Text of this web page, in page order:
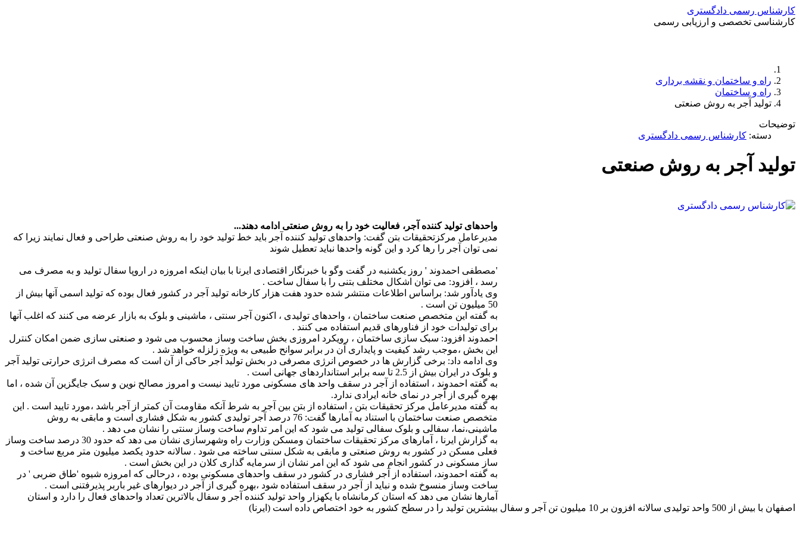
کارشناس رسمی دادگستری
کارشناسی تخصصی و ارزیابی رسمی
راه و ساختمان و نقشه برداری
راه و ساختمان
تولید آجر به روش صنعتی
توضیحات
دسته: کارشناس رسمی دادگستری
تولید آجر به روش صنعتی
واحدهای تولید کننده آجر، فعالیت خود را به روش صنعتی ادامه دهند...
مدیرعامل مرکزتحقیقات بتن گفت: واحدهای تولید کننده آجر باید خط تولید خود را به روش صنعتی طراحی و فعال نمایند زیرا که
نمی توان آجر را رها کرد و این گونه واحدها نباید تعطیل شوند
'مصطفی احمدوند ' روز یکشنبه در گفت وگو با خبرنگار اقتصادی ایرنا با بیان اینکه امروزه در اروپا سفال تولید و به مصرف می
رسد ، افزود: می توان اشکال مختلف بتنی را با سفال ساخت .
وی یادآور شد: براساس اطلاعات منتشر شده حدود هفت هزار کارخانه تولید آجر در کشور فعال بوده که تولید اسمی آنها بیش از
50 میلیون تن است .
به گفته این متخصص صنعت ساختمان ، واحدهای تولیدی ، اکنون آجر سنتی ، ماشینی و بلوک به بازار عرضه می کنند که اغلب آنها
برای تولیدات خود از فناورهای قدیم استفاده می کنند .
احمدوند افزود: سبک سازی ساختمان ، رویکرد امروزی بخش ساخت وساز محسوب می شود و صنعتی سازی ضمن امکان کنترل
این بخش ،موجب رشد کیفیت و پایداری آن در برابر سوانح طبیعی به ویژه زلزله خواهد شد .
وی ادامه داد: برخی گزارش ها در خصوص انرژی مصرفی در بخش تولید آجر حاکی از آن است که مصرف انرژی حرارتی تولید آجر
و بلوک در ایران بیش از 2.5 تا سه برابر استانداردهای جهانی است .
به گفته احمدوند ، استفاده از آجر در سقف واحد های مسکونی مورد تایید نیست و امروز مصالح نوین و سبک جایگزین آن شده ، اما
بهره گیری از آجر در نمای خانه ایرادی ندارد.
به گفته مدیرعامل مرکز تحقیقات بتن ، استفاده از بتن بین آجر به شرط آنکه مقاومت آن کمتر از آجر باشد ،مورد تایید است . این
متخصص صنعت ساختمان با استناد به آمارها گفت: 76 درصد آجر تولیدی کشور به شکل فشاری است و مابقی به روش
ماشینی،نما، سفالی و بلوک سفالی تولید می شود که این امر تداوم ساخت وساز سنتی را نشان می دهد .
به گزارش ایرنا ، آمارهای مرکز تحقیقات ساختمان ومسکن وزارت راه وشهرسازی نشان می دهد که حدود 30 درصد ساخت وساز
فعلی مسکن در کشور به روش صنعتی و مابقی به شکل سنتی ساخته می شود . سالانه حدود یکصد میلیون متر مربع ساخت و
ساز مسکونی در کشور انجام می شود که این امر نشان از سرمایه گذاری کلان در این بخش است .
به گفته احمدوند، استفاده از آجر فشاری در کشور در سقف واحدهای مسکونی بوده ، درحالی که امروزه شیوه 'طاق ضربی ' در
ساخت وساز منسوخ شده و نباید از آجر در سقف استفاده شود ،بهره گیری از آجر در دیوارهای غیر باربر پذیرفتنی است .
آمارها نشان می دهد که استان کرمانشاه با یکهزار واحد تولید کننده آجر و سفال بالاترین تعداد واحدهای فعال را دارد و استان
اصفهان با بیش از 500 واحد تولیدی سالانه افزون بر 10 میلیون تن آجر و سفال بیشترین تولید را در سطح کشور به خود اختصاص داده است (ایرنا)